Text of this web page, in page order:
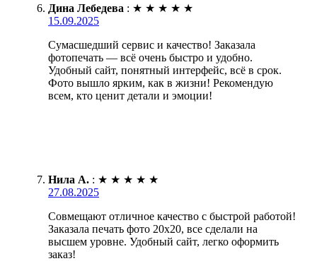
Дина Лебедева : ★ ★ ★ ★ ★
15.09.2025
Сумасшедший сервис и качество! Заказала
фотопечать — всё очень быстро и удобно.
Удобный сайт, понятный интерфейс, всё в срок.
Фото вышло ярким, как в жизни! Рекомендую
всем, кто ценит детали и эмоции!
Нила А. : ★ ★ ★ ★ ★
27.08.2025
Совмещают отличное качество с быстрой работой!
Заказала печать фото 20х20, все сделали на
высшем уровне. Удобный сайт, легко оформить
заказ!